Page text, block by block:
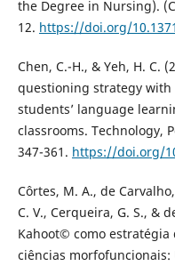
the Degree in Nursing).
12. https://doi.org/
Chen, C.-H., & Yeh, H. C.
questioning strategy
students’ language
classrooms. Technology,
347-361. https://doi.org/
Côrtes, M. A., de
C. V., Cerqueira, G. S., &
Kahoot© como
ciências morfofuncionais: